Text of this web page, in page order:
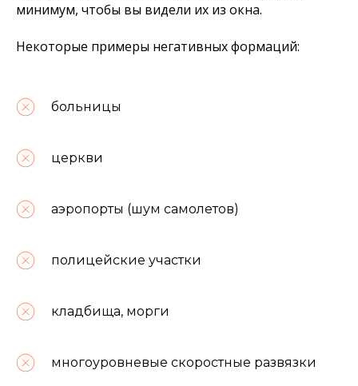
минимум, чтобы вы видели их из окна.
Некоторые примеры негативных формаций:
больницы
церкви
аэропорты (шум самолетов)
полицейские участки
кладбища, морги
многоуровневые скоростные развязки